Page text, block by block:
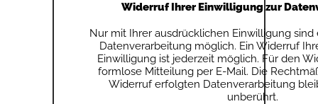
Widerruf Ihrer Einwilligung zur
Nur mit Ihrer ausdrücklichen Einwilligung sind
Datenverarbeitung möglich. Ein Widerruf
Einwilligung ist jederzeit möglich. Für den
formlose Mitteilung per E-Mail. Die
Widerruf erfolgten Datenverarbeitung
unberührt.